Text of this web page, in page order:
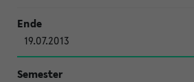
19.07.2013